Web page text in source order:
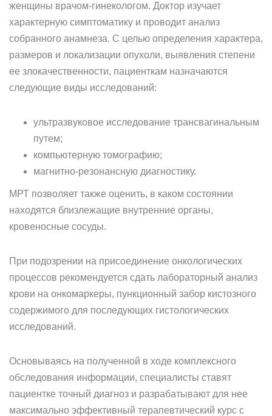
женщины врачом-гинекологом. Доктор изучает
характерную симптоматику и проводит анализ
собранного анамнеза. С целью определения характера,
размеров и локализации опухоли, выявления степени
ее злокачественности, пациенткам назначаются
следующие виды исследований:
ультразвуковое исследование трансвагинальным
путем;
компьютерную томографию;
магнитно-резонансную диагностику.
МРТ позволяет также оценить, в каком состоянии
находятся близлежащие внутренние органы,
кровеносные сосуды.
При подозрении на присоединение онкологических
процессов рекомендуется сдать лабораторный анализ
крови на онкомаркеры, пункционный забор кистозного
содержимого для последующих гистологических
исследований.
Основываясь на полученной в ходе комплексного
обследования информации, специалисты ставят
пациентке точный диагноз и разрабатывают для нее
максимально эффективный терапевтический курс с